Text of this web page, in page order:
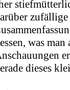
was
dieses